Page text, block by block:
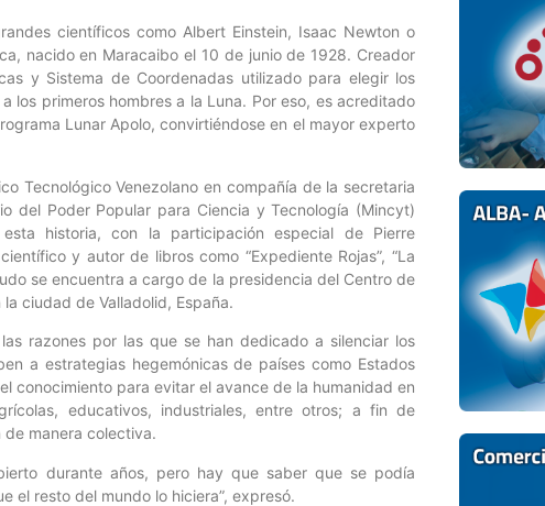
científicos como Albert Einstein, Isaac Newton o
nacido en Maracaibo el 10 de junio de 1928. Creador
y Sistema de Coordenadas utilizado para elegir los
los primeros hombres a la Luna. Por eso, es acreditado
Lunar Apolo, convirtiéndose en el mayor experto
Tecnológico Venezolano en compañía de la secretaria
del Poder Popular para Ciencia y Tecnología (Mincyt)
historia, con la participación especial de Pierre
y autor de libros como “Expediente Rojas”, “La
se encuentra a cargo de la presidencia del Centro de
la ciudad de Valladolid, España.
razones por las que se han dedicado a silenciar los
a estrategias hegemónicas de países como Estados
conocimiento para evitar el avance de la humanidad en
educativos, industriales, entre otros; a fin de
de manera colectiva.
durante años, pero hay que saber que se podía
el resto del mundo lo hiciera”, expresó.